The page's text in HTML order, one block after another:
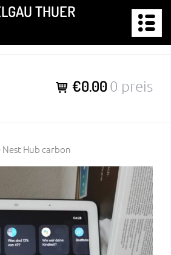
THUER
€0.00 0 preis
Nest Hub carbon